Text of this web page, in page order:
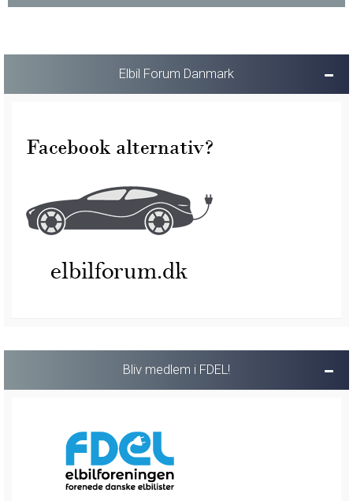
Elbil Forum Danmark
Bliv medlem i FDEL!